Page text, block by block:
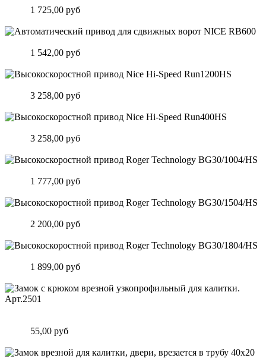
1 725,00 руб
1 542,00 руб
3 258,00 руб
3 258,00 руб
1 777,00 руб
2 200,00 руб
1 899,00 руб
55,00 руб